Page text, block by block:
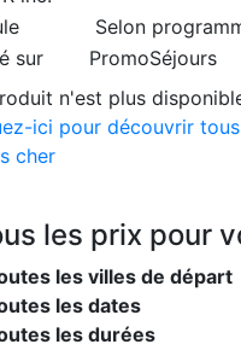
Selon
sur
PromoSéjours
n'est plus
ici pour découvrir
cher
les prix pour
les villes de départ
les dates
les durées